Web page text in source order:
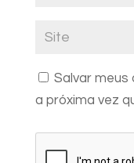
Salvar meus
a próxima vez